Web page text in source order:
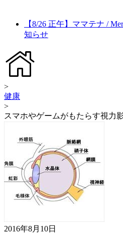
【8/26 正午】ママテナ /
知らせ
>
健康
>
スマホやゲームがもたらす視力
2016年8月10日